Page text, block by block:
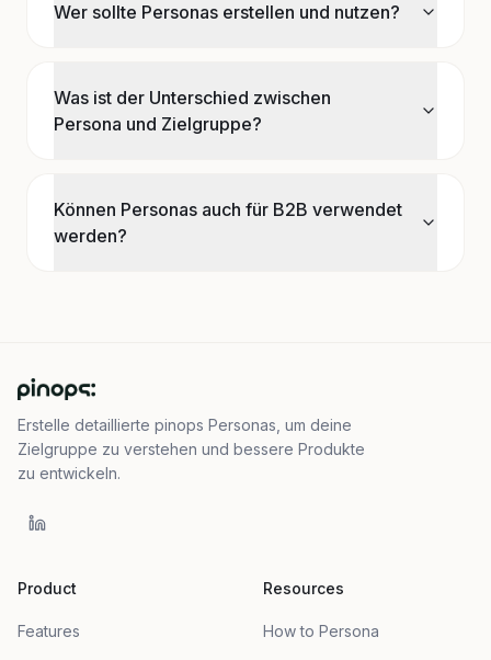
Wer sollte Personas erstellen und nutzen?
Was ist der Unterschied zwischen
Persona und Zielgruppe?
Können Personas auch für B2B verwendet
werden?
Erstelle detaillierte pinops Personas, um deine
Zielgruppe zu verstehen und bessere Produkte
zu entwickeln.
Product
Features
Resources
How to Persona